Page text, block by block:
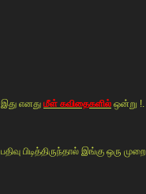
இது எனது மீள் கவிதைகளில் ஒன்று !.
பதிவு பிடித்திருந்தால் இங்கு ஒரு முறை